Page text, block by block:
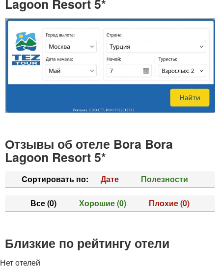
Lagoon Resort 5*
Отзывы об отеле Bora Bora
Lagoon Resort 5*
Cортировать по: Дате Полезности
Все(0) Хорошие(0) Плохие(0)
Близкие по рейтингу отели
Нет отелей